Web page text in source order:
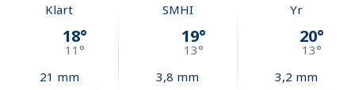
Klart
18°
11°
21 mm
SMHI
19°
13°
3,8 mm
Yr
20°
13°
3,2 mm